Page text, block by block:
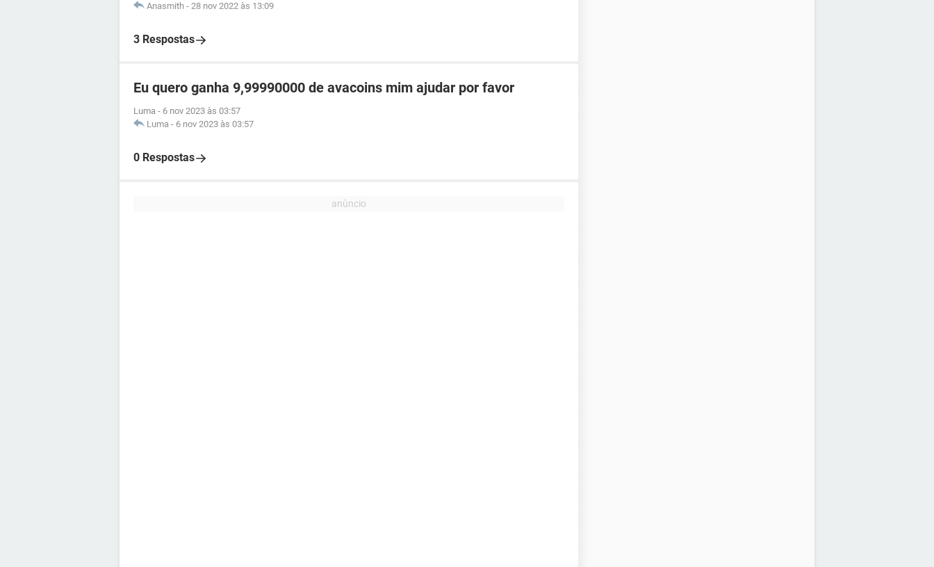
Anasmith - 28 nov 2022 às 13:09
3 Respostas
Eu quero ganha 9,99990000 de avacoins mim ajudar por favor
Luma - 6 nov 2023 às 03:57
Luma - 6 nov 2023 às 03:57
0 Respostas